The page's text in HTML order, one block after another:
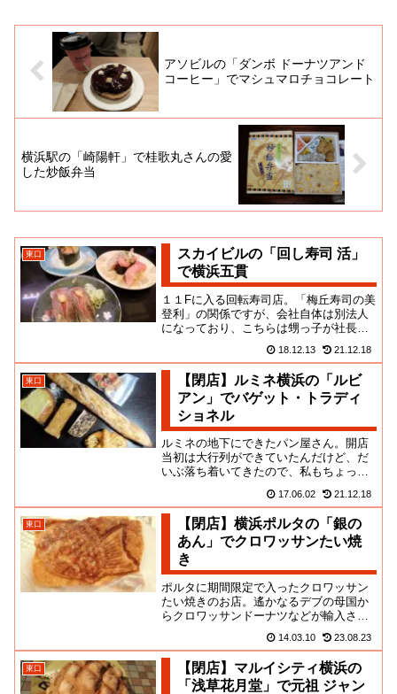
アソビルの「ダンボ ドーナツアンド
コーヒー」でマシュマロチョコレート
横浜駅の「崎陽軒」で桂歌丸さんの愛
した炒飯弁当
東口
スカイビルの「回し寿司 活」
で横浜五貫
１１Fに入る回転寿司店。「梅丘寿司の美
登利」の関係ですが、会社自体は別法人
になっており、こちらは甥っ子が社長に
て、もう何年経ちましたが、...
18.12.13 21.12.18
東口
【閉店】ルミネ横浜の「ルビ
アン」でバゲット・トラディ
ショネル
ルミネの地下にできたパン屋さん。開店
当初は大行列ができていたんだけど、だ
いぶ落ち着いてきたので、私もちょっく
ーニュのオサレ店が満を持して...
17.06.02 21.12.18
東口
【閉店】横浜ポルタの「銀の
あん」でクロワッサンたい焼
き
ポルタに期間限定で入ったクロワッサン
たい焼きのお店。遙かなるデブの母国か
らクロワッサンドーナツなどが輸入され
ようですな。「銀だこ」が作っ...
14.03.10 23.08.23
東口
【閉店】マルイシティ横浜の
「浅草花月堂」で元祖 ジャン